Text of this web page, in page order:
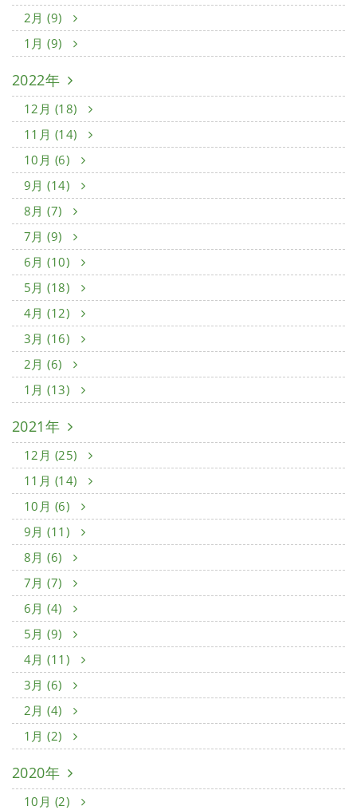
2月 (9)
1月 (9)
2022年
12月 (18)
11月 (14)
10月 (6)
9月 (14)
8月 (7)
7月 (9)
6月 (10)
5月 (18)
4月 (12)
3月 (16)
2月 (6)
1月 (13)
2021年
12月 (25)
11月 (14)
10月 (6)
9月 (11)
8月 (6)
7月 (7)
6月 (4)
5月 (9)
4月 (11)
3月 (6)
2月 (4)
1月 (2)
2020年
10月 (2)